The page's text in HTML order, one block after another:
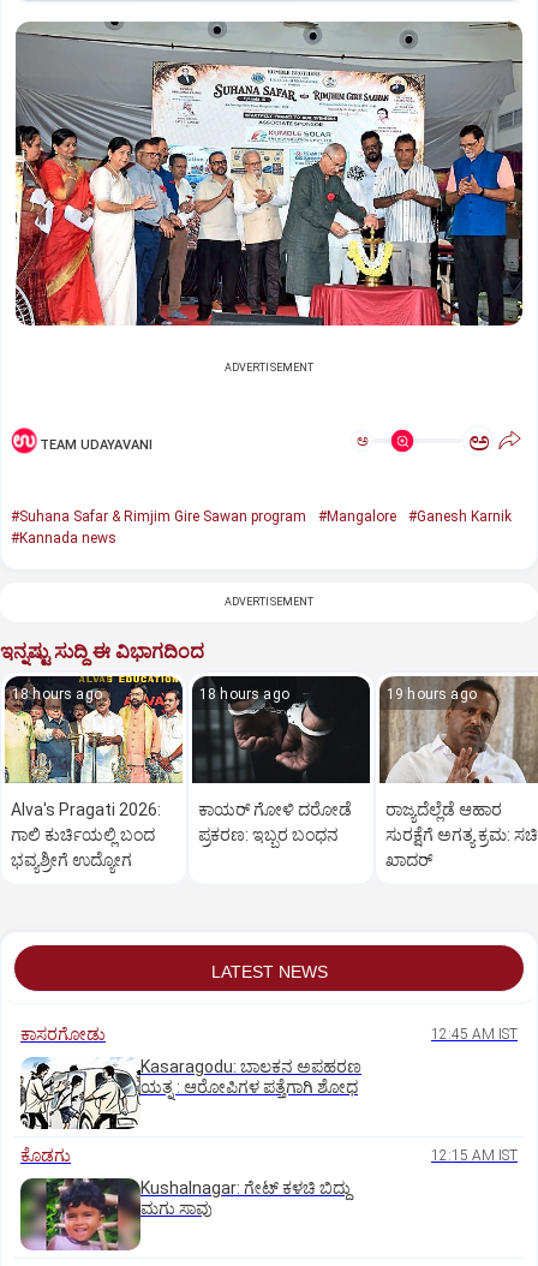
ADVERTISEMENT
TEAM UDAYAVANI ಅ ಅ
#Suhana Safar & Rimjim Gire Sawan program #Mangalore
#Ganesh Karnik
#Kannada news
ADVERTISEMENT
ಇನ್ನಷ್ಟು ಸುದ್ದಿ ಈ ವಿಭಾಗದಿಂದ
18 hours ago
Alva's Pragati 2026:
ಗಾಲಿ ಕುರ್ಚಿಯಲ್ಲಿ ಬಂದ
ಭವ್ಯಶ್ರೀಗೆ ಉದ್ಯೋಗ
18 hours ago
ಕಾಯರ್ ಗೋಳಿ ದರೋಡೆ
ಪ್ರಕರಣ: ಇಬ್ಬರ ಬಂಧನ
19 hours ago
ರಾಜ್ಯದೆಲ್ಲೆಡೆ ಆಹಾರ
ಸುರಕ್ಷೆಗೆ ಅಗತ್ಯ ಕ್ರಮ:
ಖಾದರ್
LATEST NEWS
ಕಾಸರಗೋಡು 12:45 AM IST
Kasaragodu: ಬಾಲಕನ ಅಪಹರಣ
ಯತ್ನ : ಆರೋಪಿಗಳ ಪತ್ತೆಗಾಗಿ ಶೋಧ
ಕೊಡಗು 12:15 AM IST
Kushalnagar: ಗೇಟ್ ಕಳಚಿ ಬಿದ್ದು
ಮಗು ಸಾವು